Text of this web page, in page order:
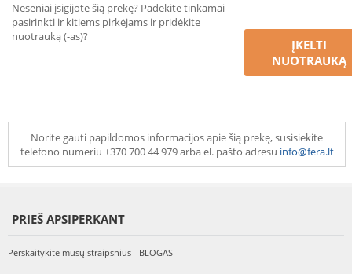
Neseniai įsigijote šią prekę? Padėkite tinkamai
pasirinkti ir kitiems pirkėjams ir pridėkite
nuotrauką (-as)?
ĮKELTI
NUOTRAUKĄ
Norite gauti papildomos informacijos apie šią prekę, susisiekite
telefono numeriu +370 700 44 979 arba el. pašto adresu info@fera.lt
PRIEŠ APSIPERKANT
Perskaitykite mūsų straipsnius - BLOGAS